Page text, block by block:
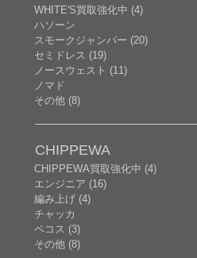
WHITE'S買取強化中 (4)
ハソーン
スモークジャンパー (20)
セミドレス (19)
ノースウェスト (11)
ノマド
その他 (8)
CHIPPEWA
CHIPPEWA買取強化中 (4)
エンジニア (16)
編み上げ (4)
チャッカ
ペコス (3)
その他 (8)